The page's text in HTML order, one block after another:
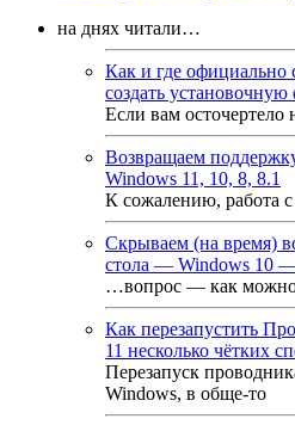
на днях читали…
Как и где официально
создать
Если вам
Возвращаем
Windows 11, 10, 8, 8.1
К сожалению, работа
Скрываем (на время)
стола — Windows 10
…вопрос — как можно
Как перезапустить
11 несколько чётких
Перезапуск
Windows, в обще-то